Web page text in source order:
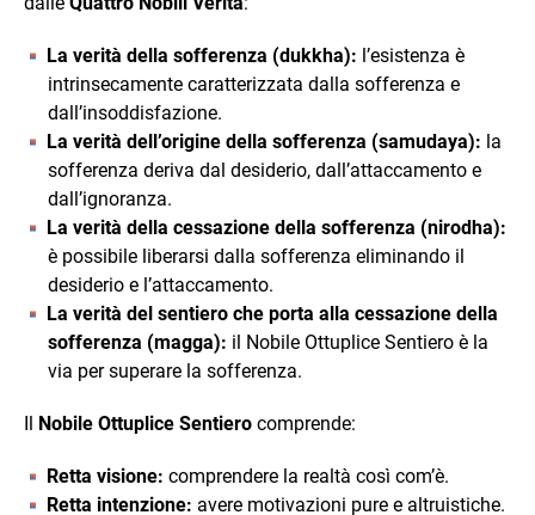
La verità della sofferenza (dukkha): l’esistenza è
intrinsecamente caratterizzata dalla sofferenza e
dall’insoddisfazione.
La verità dell’origine della sofferenza (samudaya): la
sofferenza deriva dal desiderio, dall’attaccamento e
dall’ignoranza.
La verità della cessazione della sofferenza (nirodha):
è possibile liberarsi dalla sofferenza eliminando il
desiderio e l’attaccamento.
La verità del sentiero che porta alla cessazione della
sofferenza (magga): il Nobile Ottuplice Sentiero è la
via per superare la sofferenza.
Il Nobile Ottuplice Sentiero comprende:
Retta visione: comprendere la realtà così com’è.
Retta intenzione: avere motivazioni pure e altruistiche.